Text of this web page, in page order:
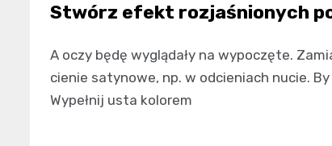
Stwórz efekt rozjaśnionych
A oczy będę wyglądały na wypoczęte.
cienie satynowe, np. w odcieniach nucie.
Wypełnij usta kolorem